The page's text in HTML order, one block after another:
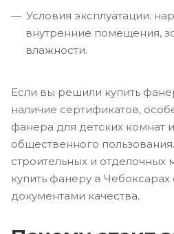
Условия эксплуатации:
внутренние помещения,
влажности.
Если вы решили купить
наличие сертификатов,
фанера для детских комнат
общественного
строительных и
купить фанеру в
документами качества.